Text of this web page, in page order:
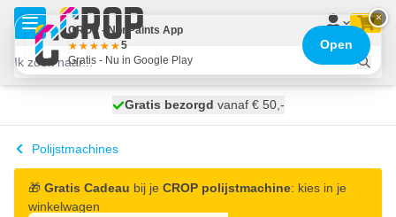
Ga naar de inhoud
morgen bezorgd
Gratis bezorgd vanaf € 50,-
100 dagen
Polijstmachines
🎁 Gratis Cadeau bij je CROP polijstmachine: kies in je
winkelwagen
×
CROP - NonPaints App
5
Gratis - Nu in Google Play
Open